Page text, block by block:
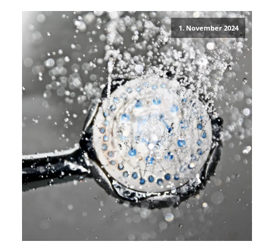
die Barrierefreiheit vor Ort informieren, wenn Du eine
Mobilitätshilfe nutzt. […]
1. November 2024